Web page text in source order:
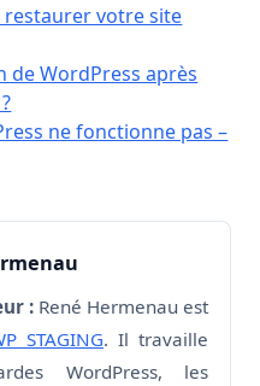
votre site
de WordPress après
ne fonctionne pas –
: René Hermenau est
STAGING. Il travaille
WordPress, les